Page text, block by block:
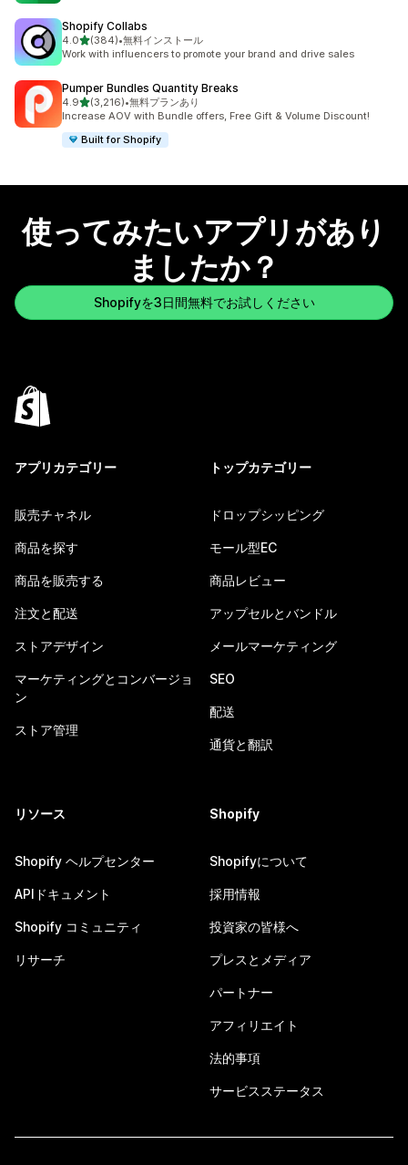
Shopify Collabs
4.05つ星中
(384)
合計レビュー数：384件
•無料インストール
Work with influencers to promote your brand and drive sales
Pumper Bundles Quantity Breaks
4.95つ星中
(3,216)
合計レビュー数：3216件
•無料プランあり
Increase AOV with Bundle offers, Free Gift & Volume Discount!
Built for Shopify
使ってみたいアプリがあり
ましたか？
Shopifyを3日間無料でお試しください
アプリカテゴリー
販売チャネル
商品を探す
商品を販売する
注文と配送
ストアデザイン
マーケティングとコンバージョ
ン
ストア管理
トップカテゴリー
ドロップシッピング
モール型EC
商品レビュー
アップセルとバンドル
メールマーケティング
SEO
配送
通貨と翻訳
リソース
Shopify ヘルプセンター
APIドキュメント
Shopify コミュニティ
リサーチ
Shopify
Shopifyについて
採用情報
投資家の皆様へ
プレスとメディア
パートナー
アフィリエイト
法的事項
サービスステータス